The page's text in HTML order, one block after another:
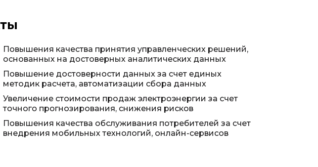
Повышения качества принятия управленческих решений,
основанных на достоверных аналитических данных
Повышение достоверности данных за счет единых
методик расчета, автоматизации сбора данных
Увеличение стоимости продаж электроэнергии за счет
точного прогнозирования, снижения рисков
Повышения качества обслуживания потребителей за счет
внедрения мобильных технологий, онлайн-сервисов